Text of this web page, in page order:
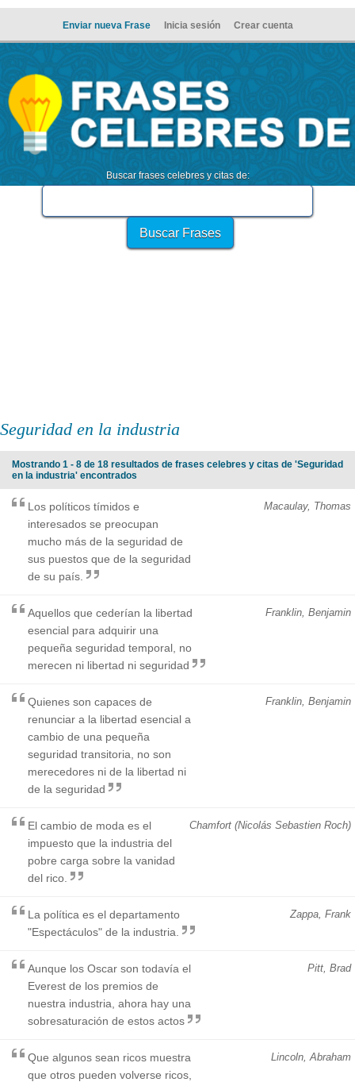
Enviar nueva Frase Inicia sesión Crear cuenta
Buscar frases celebres y citas de:
Seguridad en la industria
Mostrando 1 - 8 de 18 resultados de frases celebres y citas de 'Seguridad
en la industria' encontrados
Macaulay, Thomas
Los políticos tímidos e
interesados se preocupan
mucho más de la seguridad de
sus puestos que de la seguridad
de su país.
Franklin, Benjamin
Aquellos que cederían la libertad
esencial para adquirir una
pequeña seguridad temporal, no
merecen ni libertad ni seguridad
Franklin, Benjamin
Quienes son capaces de
renunciar a la libertad esencial a
cambio de una pequeña
seguridad transitoria, no son
merecedores ni de la libertad ni
de la seguridad
Chamfort (Nicolás Sebastien Roch)
El cambio de moda es el
impuesto que la industria del
pobre carga sobre la vanidad
del rico.
Zappa, Frank
La política es el departamento
"Espectáculos" de la industria.
Pitt, Brad
Aunque los Oscar son todavía el
Everest de los premios de
nuestra industria, ahora hay una
sobresaturación de estos actos
Lincoln, Abraham
Que algunos sean ricos muestra
que otros pueden volverse ricos,